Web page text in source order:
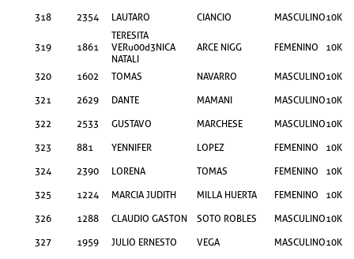
318
2354 LAUTARO CIANCIO MASCULINO10KM
319 1861
TERESITA
VERu00d3NICA
NATALI
ARCE NIGG FEMENINO 10KM
320 1602 TOMAS NAVARRO MASCULINO10KM
321
2629 DANTE MAMANI MASCULINO10KM
322
2533 GUSTAVO MARCHESE MASCULINO10KM
323
881 YENNIFER LOPEZ FEMENINO
10KM
324
2390 LORENA TOMAS FEMENINO
10KM
325
1224 MARCIA JUDITH MILLA HUERTA FEMENINO
10KM
326
1288 CLAUDIO GASTON SOTO ROBLES MASCULINO10KM
327
1959 JULIO ERNESTO VEGA MASCULINO10KM